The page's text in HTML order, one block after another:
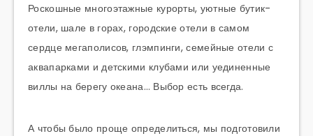
Роскошные многоэтажные курорты, уютные бутик-
отели, шале в горах, городские отели в самом
сердце мегаполисов, глэмпинги, семейные отели с
аквапарками и детскими клубами или уединенные
виллы на берегу океана… Выбор есть всегда.
А чтобы было проще определиться, мы подготовили